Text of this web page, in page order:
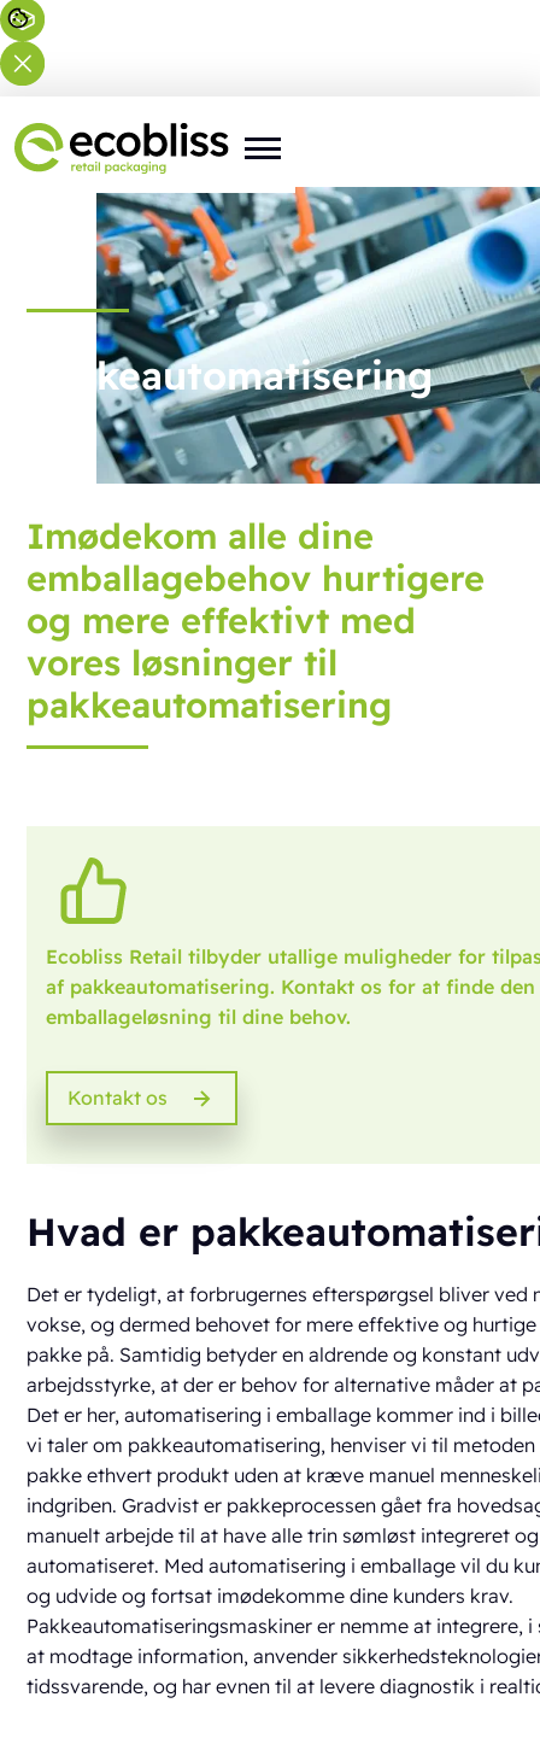
Pakkeautomatisering
Imødekom alle dine
emballagebehov hurtigere
og mere effektivt med
vores løsninger til
pakkeautomatisering
Ecobliss Retail tilbyder utallige muligheder for
af pakkeautomatisering. Kontakt os for at finde
emballageløsning til dine behov.
Kontakt os
Hvad er
Det er tydeligt, at forbrugernes efterspørgsel bliver ved
vokse, og dermed behovet for mere effektive og
pakke på. Samtidig betyder en aldrende og konstant
arbejdsstyrke, at der er behov for alternative måder at
Det er her, automatisering i emballage kommer ind i
vi taler om pakkeautomatisering, henviser vi til
pakke ethvert produkt uden at kræve manuel
indgriben. Gradvist er pakkeprocessen gået fra
manuelt arbejde til at have alle trin sømløst integreret og
automatiseret. Med automatisering i emballage vil du
og udvide og fortsat imødekomme dine kunders krav.
Pakkeautomatiseringsmaskiner er nemme at integrere, i
at modtage information, anvender
tidssvarende, og har evnen til at levere diagnostik i